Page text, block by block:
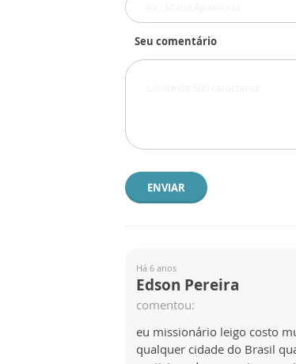
Seu comentário
ENVIAR
Há 6 anos
Edson Pereira
comentou:
eu missionário leigo costo
qualquer cidade do Brasil